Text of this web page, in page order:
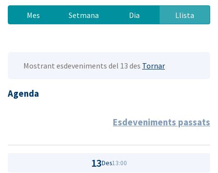
Mes Setmana Dia Llista
Mostrant esdeveniments del 13 des Tornar
Agenda
Esdeveniments passats
13Des13:00